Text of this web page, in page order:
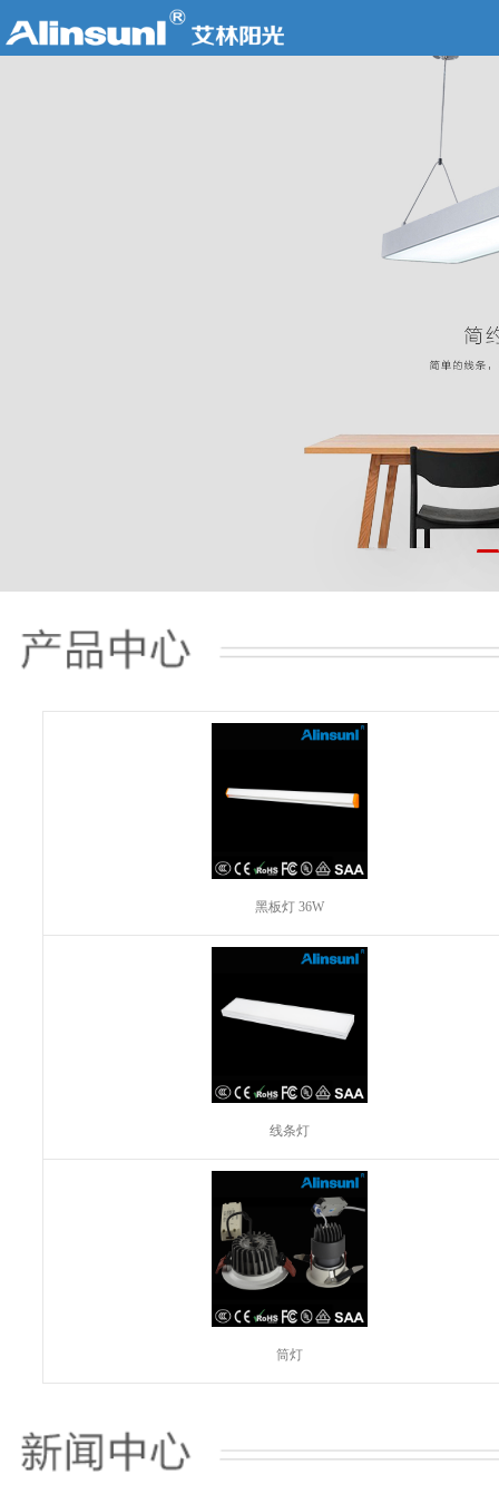
黑板灯 36W
线条灯
筒灯